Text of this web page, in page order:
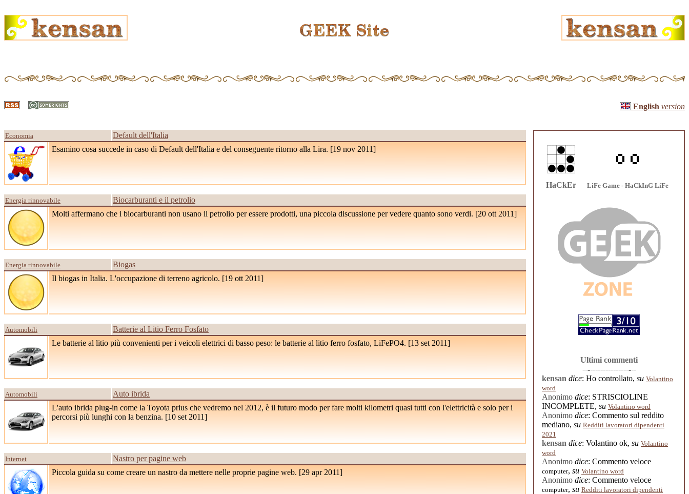
English version
HaCkEr LiFe Game - HaCkInG LiFe
Ultimi commenti
---------------------
kensan dice: Ho controllato, su Volantino
word
Anonimo dice: STRISCIOLINE
INCOMPLETE, su Volantino word
Anonimo dice: Commento sul reddito
mediano, su Redditi lavoratori dipendenti
2021
kensan dice: Volantino ok, su Volantino
word
Anonimo dice: Commento veloce
computer, su Volantino word
Anonimo dice: Commento veloce
computer, su Redditi lavoratori dipendenti
Economia
Default dell'Italia
Esamino cosa succede in caso di Default dell'Italia e del conseguente ritorno alla Lira. [19 nov 2011]
Energia rinnovabile
Biocarburanti e il petrolio
Molti affermano che i biocarburanti non usano il petrolio per essere prodotti, una piccola discussione per vedere quanto sono verdi. [20 ott 2011]
Energia rinnovabile
Biogas
Il biogas in Italia. L'occupazione di terreno agricolo. [19 ott 2011]
Automobili
Batterie al Litio Ferro Fosfato
Le batterie al litio più convenienti per i veicoli elettrici di basso peso: le batterie al litio ferro fosfato, LiFePO4. [13 set 2011]
Automobili
Auto ibrida
L'auto ibrida plug-in come la Toyota prius che vedremo nel 2012, è il futuro modo per fare molti kilometri quasi tutti con l'elettricità e solo per i
percorsi più lunghi con la benzina. [10 set 2011]
Internet
Nastro per pagine web
Piccola guida su come creare un nastro da mettere nelle proprie pagine web. [29 apr 2011]